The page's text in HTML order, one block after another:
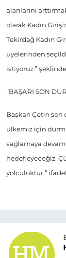
alanlarını
olarak Kadın
Tekirdağ Kadın
üyelerinden
istiyoruz.”
“BAŞARI SON
Başkan Çetin son
ülkemiz için
sağlamaya
hedefleyeceğiz.
yolculuktur.”